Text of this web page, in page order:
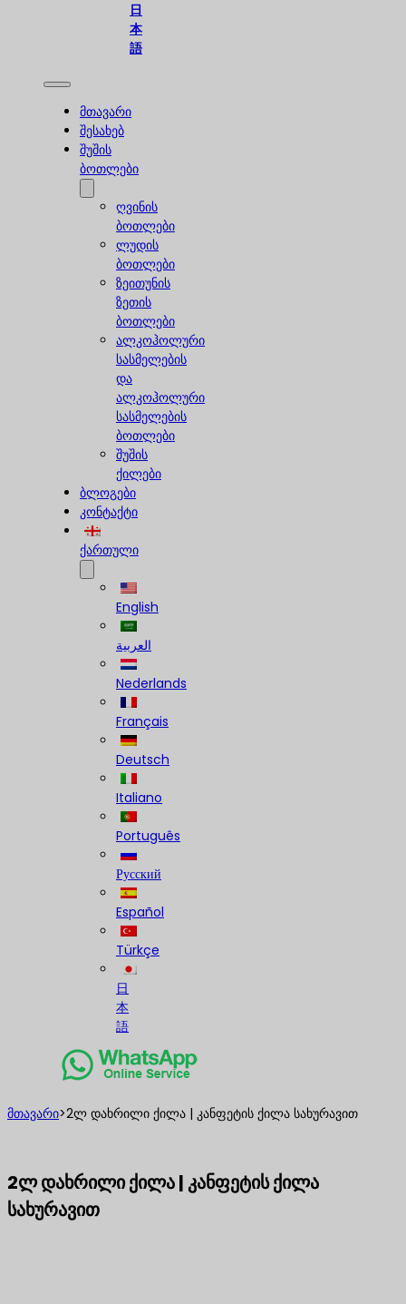
日
本
語
მთავარი
შესახებ
შუშის
ბოთლები
ღვინის
ბოთლები
ლუდის
ბოთლები
ზეითუნის
ზეთის
ბოთლები
ალკოჰოლური
სასმელების
და
ალკოჰოლური
სასმელების
ბოთლები
შუშის
ქილები
ბლოგები
კონტაქტი
ქართული
English
العربية
Nederlands
Français
Deutsch
Italiano
Português
Русский
Español
Türkçe
日
本
語
მთავარი>2ლ დახრილი ქილა | კანფეტის ქილა სახურავით
2ლ დახრილი ქილა | კანფეტის ქილა
სახურავით